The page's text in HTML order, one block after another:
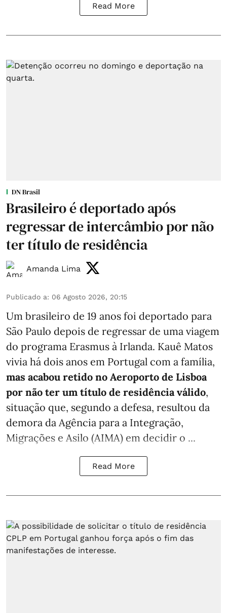
Read More
DN Brasil
Brasileiro é deportado após
regressar de intercâmbio por não
ter título de residência
Amanda Lima
Publicado a: 06 Agosto 2026, 20:15
Um brasileiro de 19 anos foi deportado para
São Paulo depois de regressar de uma viagem
do programa Erasmus à Irlanda. Kauê Matos
vivia há dois anos em Portugal com a família,
mas acabou retido no Aeroporto de Lisboa
por não ter um título de residência válido,
situação que, segundo a defesa, resultou da
demora da Agência para a Integração,
Migrações e Asilo (AIMA) em decidir o ...
Read More